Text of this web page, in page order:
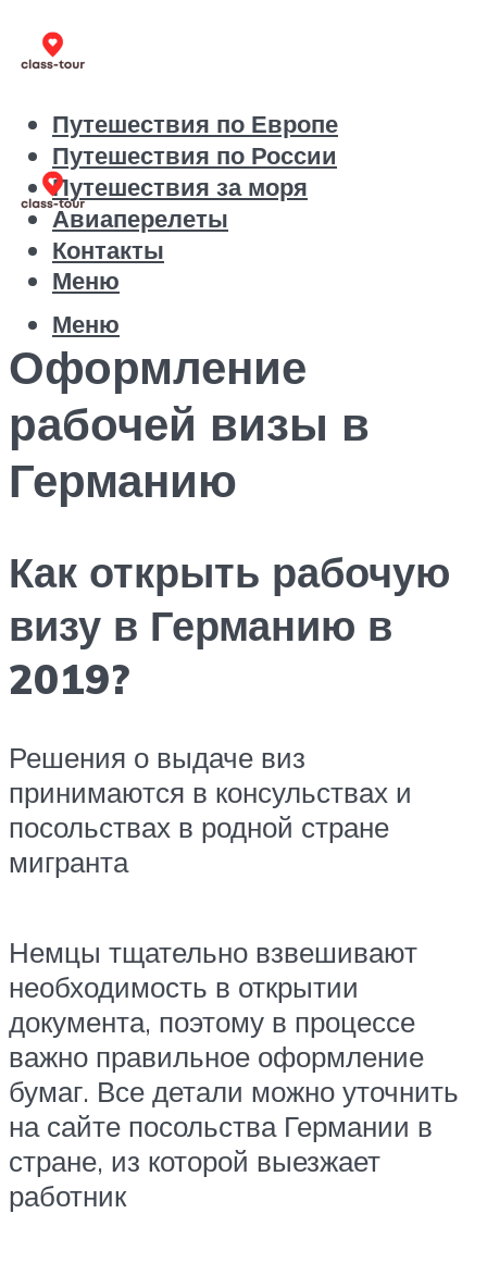
Путешествия по Европе
Путешествия по России
Путешествия за моря
Авиаперелеты
Контакты
Меню
Меню
Оформление
рабочей визы в
Германию
Как открыть рабочую
визу в Германию в
2019?
Решения о выдаче виз
принимаются в консульствах и
посольствах в родной стране
мигранта
Немцы тщательно взвешивают
необходимость в открытии
документа, поэтому в процессе
важно правильное оформление
бумаг. Все детали можно уточнить
на сайте посольства Германии в
стране, из которой выезжает
работник